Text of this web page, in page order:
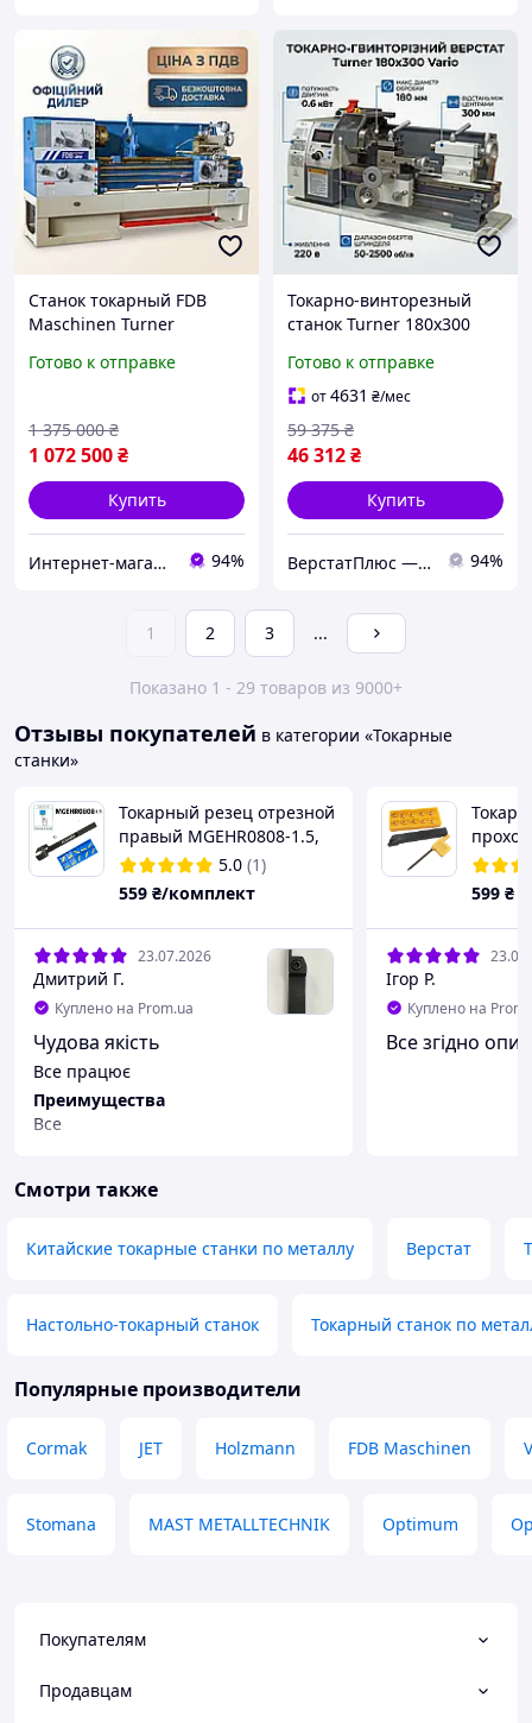
Станок токарный FDB
Maschinen Turner
скоростей шпинделя
Готово к отправке
1 072 500₴
1 375 000 ₴
Купить
Интернет-магазин BoomMarket 94%
Токарно-винторезный
станок Turner 180x300
Готово к отправке
от4631 ₴/мес
46 312₴
59 375 ₴
Купить
ВерстатПлюс — верстати та обладнання 94%
1 2 3 ...
Показано 1 - 29 товаров из 9000+
Отзывы покупателей в категории «Токарные
станки»
Токарный резец отрезной
правый MGEHR0808-1.5,
ширина реза 1.5 мм,
размер сечения державки
ПЛАСТИН в комплекте
5.0 (1)
559 ₴/комплект
23.07.2026
Дмитрий Г.
Куплено на Prom.ua
Чудова якість
Все працює
Преимущества
Все
мм) и
599 ₴
Ігор Р.
Куплено на
Все згідно
Смотри также
Китайские токарные станки по металлу Верстат
Настольно-токарный станок Токарный станок по
Популярные производители
Cormak JET Holzmann FDB Maschinen
Stomana MAST METALLTECHNIK Optimum
Покупателям
Продавцам